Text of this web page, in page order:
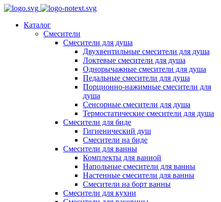
Каталог
Смесители
Смесители для душа
Двухвентильные смесители для душа
Локтевые смесители для душа
Однорычажные смесители для душа
Педальные смесители для душа
Порционно-нажимные смесители для
душа
Сенсорные смесители для душа
Термостатические смесители для душа
Смесители для биде
Гигиенический душ
Смесители на биде
Смесители для ванны
Комплекты для ванной
Напольные смесители для ванны
Настенные смесители для ванны
Смесители на борт ванны
Смесители для кухни